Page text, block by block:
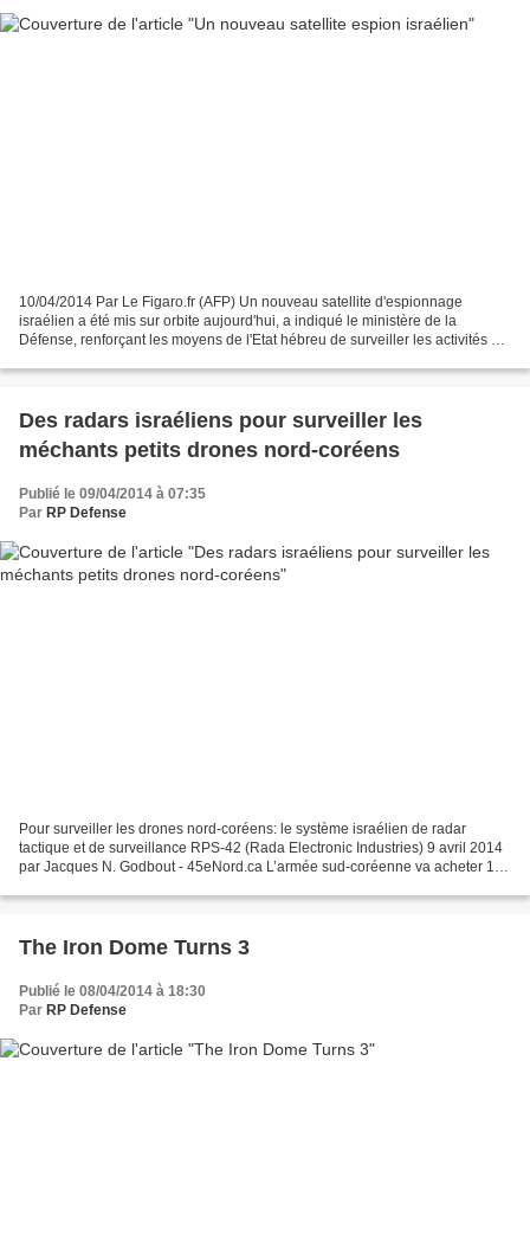
10/04/2014 Par Le Figaro.fr (AFP) Un nouveau satellite d'espionnage
israélien a été mis sur orbite aujourd'hui, a indiqué le ministère de la
Défense, renforçant les moyens de l'Etat hébreu de surveiller les activités de
Des radars israéliens pour surveiller les
méchants petits drones nord-coréens
Publié le 09/04/2014 à 07:35
Par RP Defense
Pour surveiller les drones nord-coréens: le système israélien de radar
tactique et de surveillance RPS-42 (Rada Electronic Industries) 9 avril 2014
par Jacques N. Godbout - 45eNord.ca L’armée sud-coréenne va acheter 10
The Iron Dome Turns 3
Publié le 08/04/2014 à 18:30
Par RP Defense